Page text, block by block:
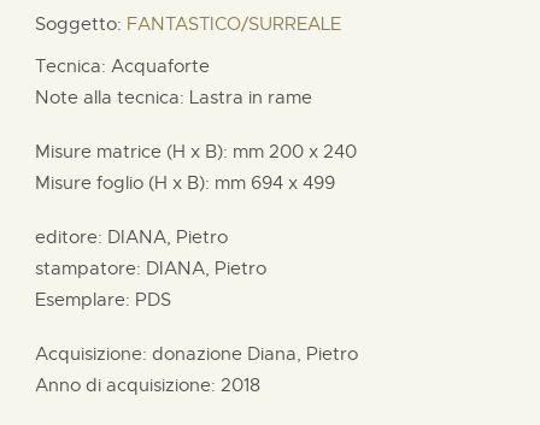
Soggetto: FANTASTICO/SURREALE
Tecnica: Acquaforte
Note alla tecnica: Lastra in rame
Misure matrice (H x B): mm 200 x 240
Misure foglio (H x B): mm 694 x 499
editore: DIANA, Pietro
stampatore: DIANA, Pietro
Esemplare: PDS
Acquisizione: donazione Diana, Pietro
Anno di acquisizione: 2018